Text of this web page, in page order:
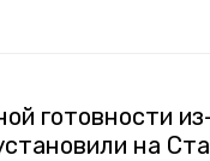
готовности
на